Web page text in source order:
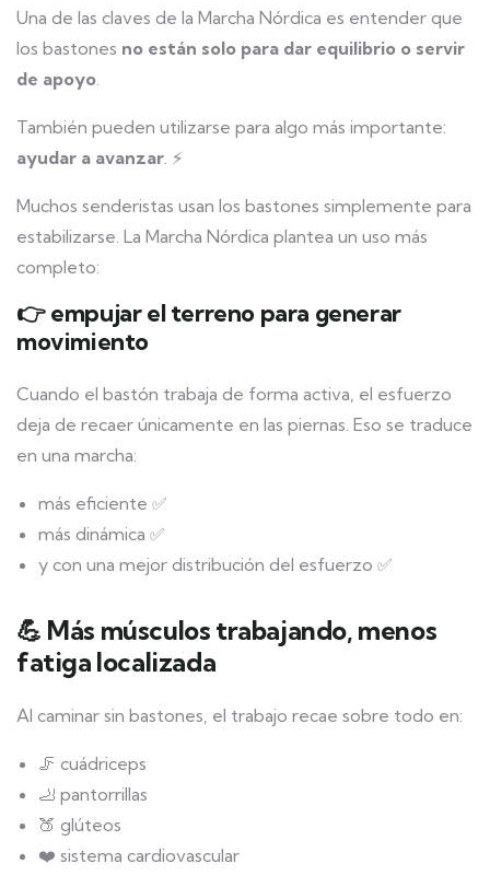
Una de las claves de la Marcha Nórdica es entender que
los bastones no están solo para dar equilibrio o servir
de apoyo.
También pueden utilizarse para algo más importante:
ayudar a avanzar. ⚡
Muchos senderistas usan los bastones simplemente para
estabilizarse. La Marcha Nórdica plantea un uso más
completo:
👉 empujar el terreno para generar
movimiento
Cuando el bastón trabaja de forma activa, el esfuerzo
deja de recaer únicamente en las piernas. Eso se traduce
en una marcha:
más eficiente ✅
más dinámica ✅
y con una mejor distribución del esfuerzo ✅
💪 Más músculos trabajando, menos
fatiga localizada
Al caminar sin bastones, el trabajo recae sobre todo en:
🦵 cuádriceps
🦶 pantorrillas
🍑 glúteos
❤️ sistema cardiovascular